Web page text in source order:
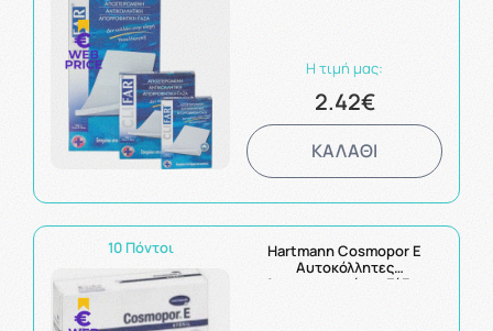
Η τιμή μας:
2.42€
ΚΑΛΑΘΙ
10 Πόντοι
Hartmann Cosmopor E
Αυτοκόλλητες
Αποστειρωμένες Γάζες